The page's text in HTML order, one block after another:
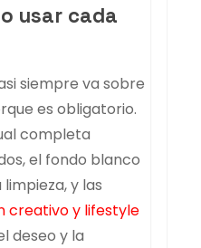
usar cada
siempre va sobre
es obligatorio.
completa
el fondo blanco
y las
creativo y lifestyle
deseo y la